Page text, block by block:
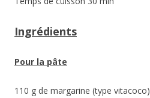
Ingrédients
Pour la pâte
110 g de margarine (type vitacoco)